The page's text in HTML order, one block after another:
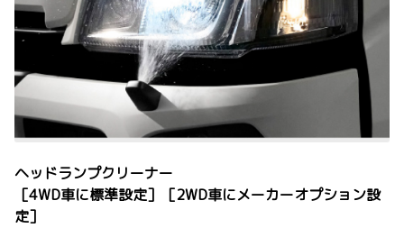
ヘッドランプクリーナー
［4WD車に標準設定］［2WD車にメーカーオプション設
定］